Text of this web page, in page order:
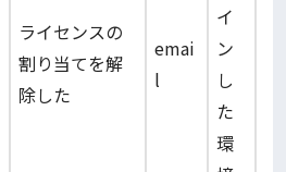
ライセンスの
割り当てを解
除した
emai
l
イ
ン
し
た
環